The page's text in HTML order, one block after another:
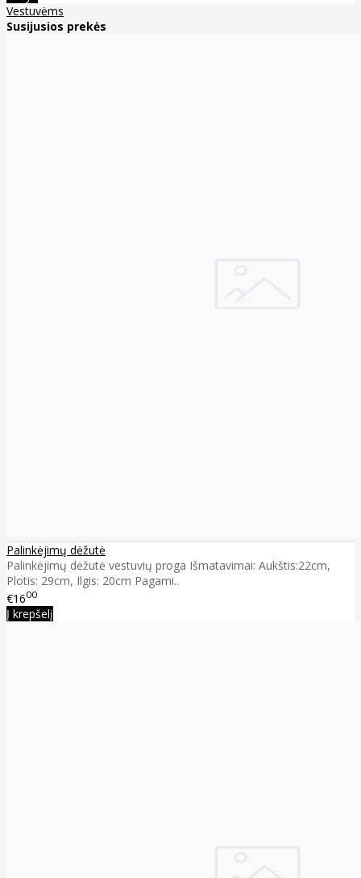
Vestuvėms
Susijusios prekės
Palinkėjimų dėžutė
Palinkėjimų dėžutė vestuvių proga Išmatavimai: Aukštis:22cm,
Plotis: 29cm, Ilgis: 20cm Pagami..
€1600
Į krepšelį